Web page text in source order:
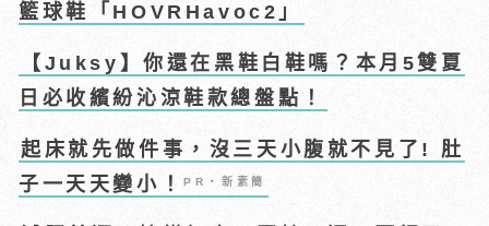
籃球鞋「HOVRHavoc2」
【Juksy】你還在黑鞋白鞋嗎？本月5雙夏
日必收繽紛沁涼鞋款總盤點！
起床就先做件事，沒三天小腹就不見了! 肚
子一天天變小！PR・新素簡